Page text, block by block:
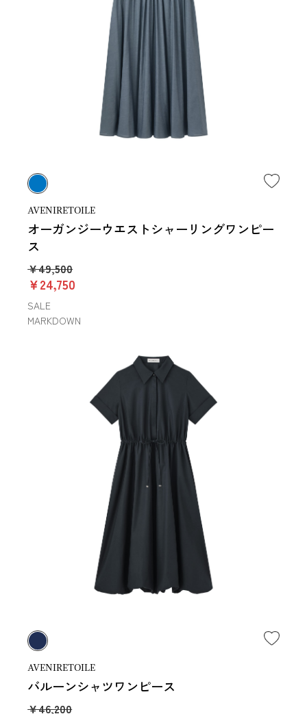
AVENIRETOILE
オーガンジーウエストシャーリングワンピー
ス
￥49,500
￥24,750
SALE
MARKDOWN
AVENIRETOILE
バルーンシャツワンピース
￥46,200